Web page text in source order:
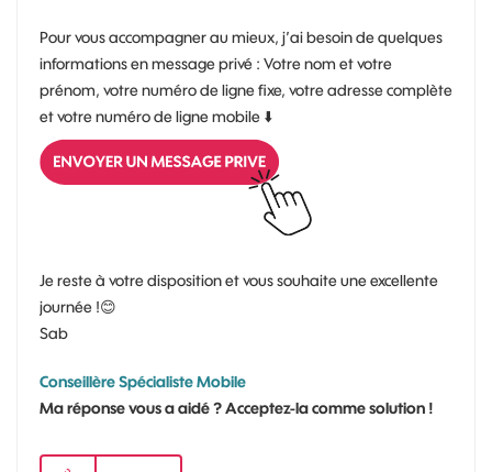
Pour vous accompagner au mieux, j’ai besoin de quelques
informations en message privé : Votre nom et votre
prénom, votre numéro de ligne fixe, votre adresse complète
et votre numéro de ligne mobile ⬇️
Je reste à votre disposition et vous souhaite une excellente
journée !😊
Sab
Conseillère Spécialiste Mobile
Ma réponse vous a aidé ? Acceptez-la comme solution !